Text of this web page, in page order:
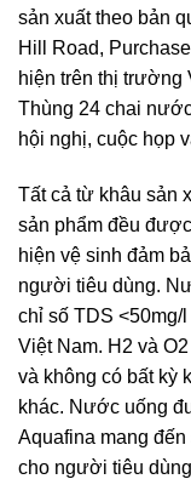
sản xuất theo bản
Hill Road,
hiện trên thị trường
Thùng 24 chai
hội nghị, cuộc họp
Tất cả từ khâu sản
sản phẩm đều
hiện vệ sinh đảm
người tiêu dùng.
chỉ số TDS
Việt Nam. H2 và
và không có bất kỳ
khác. Nước uống
Aquafina mang
cho người tiêu